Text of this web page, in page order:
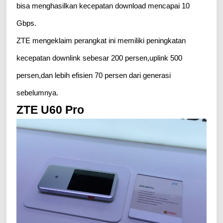
bisa menghasilkan kecepatan download mencapai 10
Gbps.
ZTE mengeklaim perangkat ini memiliki peningkatan
kecepatan downlink sebesar 200 persen,uplink 500
persen,dan lebih efisien 70 persen dari generasi
sebelumnya.
ZTE U60 Pro